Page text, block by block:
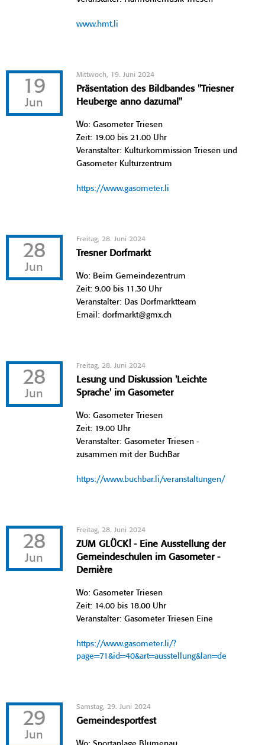
www.hmt.li
19
Jun
Mittwoch, 19. Juni 2024
Präsentation des Bildbandes "Triesner
Heuberge anno dazumal"
Wo: Gasometer Triesen
Zeit: 19.00 bis 21.00 Uhr
Veranstalter: Kulturkommission Triesen und
Gasometer Kulturzentrum
https://www.gasometer.li
28
Jun
Freitag, 28. Juni 2024
Tresner Dorfmarkt
Wo: Beim Gemeindezentrum
Zeit: 9.00 bis 11.30 Uhr
Veranstalter: Das Dorfmarktteam
Email: dorfmarkt@gmx.ch
28
Jun
Freitag, 28. Juni 2024
Lesung und Diskussion 'Leichte
Sprache' im Gasometer
Wo: Gasometer Triesen
Zeit: 19.00 Uhr
Veranstalter: Gasometer Triesen -
zusammen mit der BuchBar
https://www.buchbar.li/veranstaltungen/
28
Jun
Freitag, 28. Juni 2024
ZUM GLÜCK! - Eine Ausstellung der
Gemeindeschulen im Gasometer -
Dernière
Wo: Gasometer Triesen
Zeit: 14.00 bis 18.00 Uhr
Veranstalter: Gasometer Triesen Eine
https://www.gasometer.li/?
page=71&id=40&art=ausstellung&lan=de
29
Jun
Samstag, 29. Juni 2024
Gemeindesportfest